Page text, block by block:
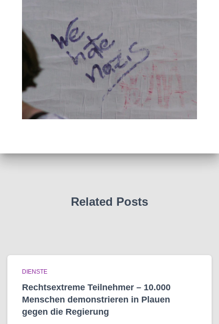
Related Posts
DIENSTE
Rechtsextreme Teilnehmer – 10.000
Menschen demonstrieren in Plauen
gegen die Regierung